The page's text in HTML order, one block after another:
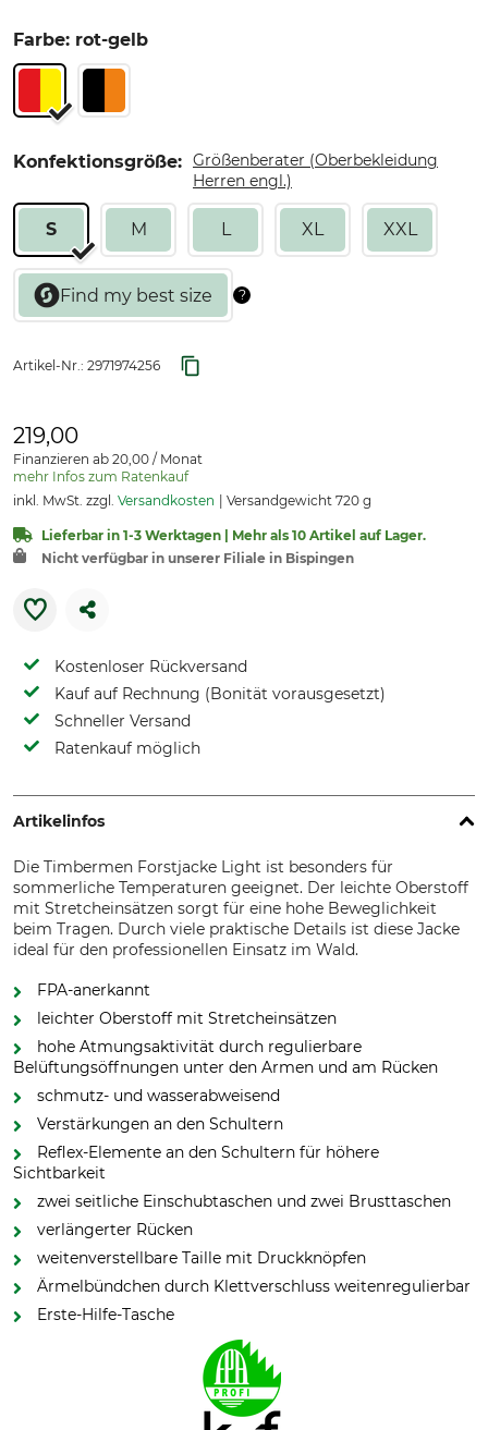
Farbe: rot-gelb
Konfektionsgröße: Größenberater (Oberbekleidung
Herren engl.)
S M L XL XXL
Artikel-Nr.: 2971974256
219,00
Finanzieren ab 20,00 / Monat
mehr Infos zum Ratenkauf
inkl. MwSt. zzgl. Versandkosten Versandgewicht 720 g
Lieferbar in 1-3 Werktagen | Mehr als 10 Artikel auf Lager.
Nicht verfügbar in unserer Filiale in Bispingen
Kostenloser Rückversand
Kauf auf Rechnung (Bonität vorausgesetzt)
Schneller Versand
Ratenkauf möglich
Artikelinfos
Die Timbermen Forstjacke Light ist besonders für
sommerliche Temperaturen geeignet. Der leichte Oberstoff
mit Stretcheinsätzen sorgt für eine hohe Beweglichkeit
beim Tragen. Durch viele praktische Details ist diese Jacke
ideal für den professionellen Einsatz im Wald.
FPA-anerkannt
leichter Oberstoff mit Stretcheinsätzen
hohe Atmungsaktivität durch regulierbare
Belüftungsöffnungen unter den Armen und am Rücken
schmutz- und wasserabweisend
Verstärkungen an den Schultern
Reflex-Elemente an den Schultern für höhere
Sichtbarkeit
zwei seitliche Einschubtaschen und zwei Brusttaschen
verlängerter Rücken
weitenverstellbare Taille mit Druckknöpfen
Ärmelbündchen durch Klettverschluss weitenregulierbar
Erste-Hilfe-Tasche